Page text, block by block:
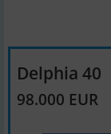
Delphia 40
98.000 EUR